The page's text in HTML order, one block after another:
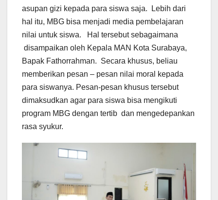
asupan gizi kepada para siswa saja. Lebih dari
hal itu, MBG bisa menjadi media pembelajaran
nilai untuk siswa. Hal tersebut sebagaimana
disampaikan oleh Kepala MAN Kota Surabaya,
Bapak Fathorrahman. Secara khusus, beliau
memberikan pesan – pesan nilai moral kepada
para siswanya. Pesan-pesan khusus tersebut
dimaksudkan agar para siswa bisa mengikuti
program MBG dengan tertib dan mengedepankan
rasa syukur.